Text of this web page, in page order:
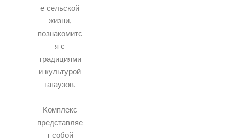
е сельской
жизни,
познакомитс
я с
традициями
и культурой
гагаузов.
Комплекс
представляе
т собой